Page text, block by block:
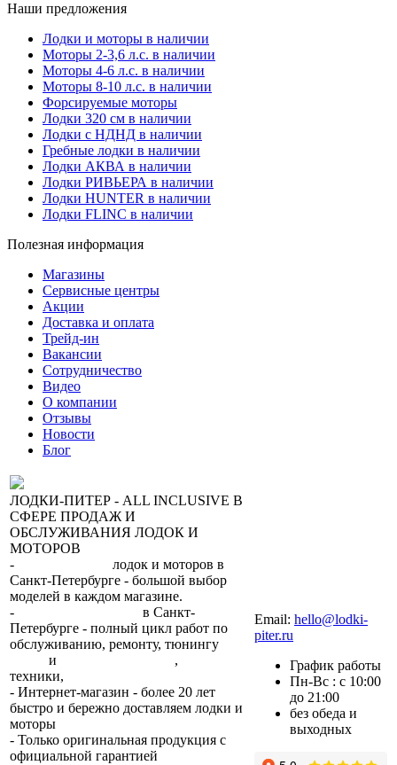
Наши предложения
Лодки и моторы в наличии
Моторы 2-3,6 л.с. в наличии
Моторы 4-6 л.с. в наличии
Моторы 8-10 л.с. в наличии
Форсируемые моторы
Лодки 320 см в наличии
Лодки с НДНД в наличии
Гребные лодки в наличии
Лодки АКВА в наличии
Лодки РИВЬЕРА в наличии
Лодки HUNTER в наличии
Лодки FLINC в наличии
Полезная информация
Магазины
Сервисные центры
Акции
Доставка и оплата
Трейд-ин
Вакансии
Сотрудничество
Видео
О компании
Отзывы
Новости
Блог
ЛОДКИ-ПИТЕР - ALL INCLUSIVE В
СФЕРЕ ПРОДАЖ И
ОБСЛУЖИВАНИЯ ЛОДОК И
МОТОРОВ
-
лодок и моторов в
Санкт-Петербурге - большой выбор
моделей в каждом магазине.
-
в Санкт-
Петербурге - полный цикл работ по
обслуживанию, ремонту, тюнингу
и ,
техники,
- Интернет-магазин - более 20 лет
быстро и бережно доставляем лодки и
моторы
- Только оригинальная продукция с
официальной гарантией
Email: hello@lodki-
piter.ru
График работы
Пн-Вс : с 10:00
до 21:00
без обеда и
выходных